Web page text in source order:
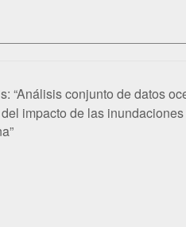
“Análisis conjunto de datos
impacto de las